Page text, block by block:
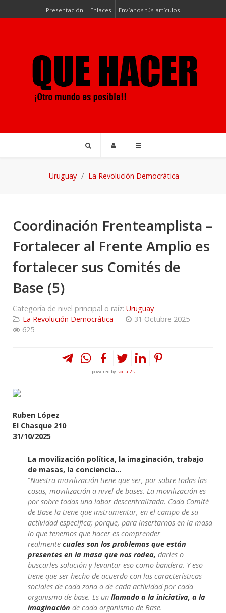
Presentación Enlaces Envíanos tús artículos
Uruguay La Revolución Democrática
Coordinación Frenteamplista –
Fortalecer al Frente Amplio es
fortalecer sus Comités de
Base (5)
Categoría de nivel principal o raíz: Uruguay
La Revolución Democrática
31 Octubre 2025
625
powered by social2s
Ruben López
El Chasque 210
31/10/2025
La movilización política, la imaginación, trabajo
de masas, la conciencia…
“Nuestra movilización tiene que ser, por sobre todas las
cosas, movilización a nivel de bases. La movilización es
por sobre todas una labor descentralizada. Cada Comité
de Base la tiene que instrumentar, en el campo de su
actividad específica; porque, para insertarnos en la masa
lo que tenemos que hacer es comprender
realmente cuales son los problemas que están
presentes en la masa que nos rodea, darles o
buscarles solución y levantar eso como bandera. Y eso
tiene que ser hecho de acuerdo con las características
sociales de cada zona o de cada actividad por cada
organismo de base. Es un llamado a la iniciativa, a la
imaginación de cada organismo de Base.